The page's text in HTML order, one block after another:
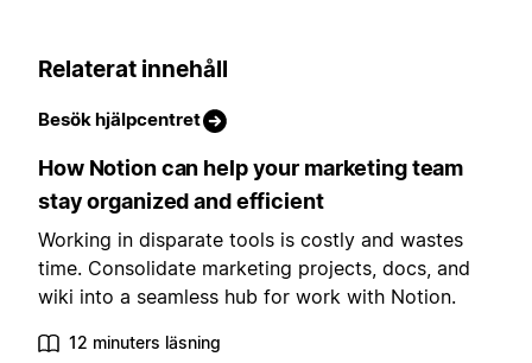
Relaterat innehåll
Besök hjälpcentret
How Notion can help your marketing team
stay organized and efficient
Working in disparate tools is costly and wastes
time. Consolidate marketing projects, docs, and
wiki into a seamless hub for work with Notion.
12 minuters läsning